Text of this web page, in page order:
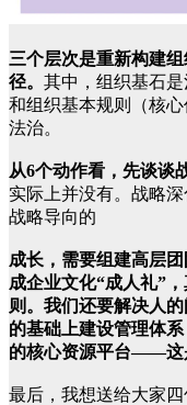
三个层次是重新构建
径。 其中，组织基石
和组织基本规则（核
法治。
从6个动作看，先谈谈
实际上并没有。战略
战略导向的
成长，需要组建高层
成企业文化“成人礼”
则。我们还要解决人
的基础上建设管理体
的核心资源平台——这
最后，我想送给大家四